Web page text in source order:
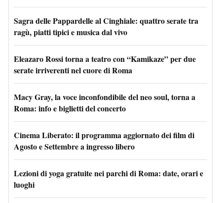
Sagra delle Pappardelle al Cinghiale: quattro serate tra
ragù, piatti tipici e musica dal vivo
Eleazaro Rossi torna a teatro con “Kamikaze” per due
serate irriverenti nel cuore di Roma
Macy Gray, la voce inconfondibile del neo soul, torna a
Roma: info e biglietti del concerto
Cinema Liberato: il programma aggiornato dei film di
Agosto e Settembre a ingresso libero
Lezioni di yoga gratuite nei parchi di Roma: date, orari e
luoghi